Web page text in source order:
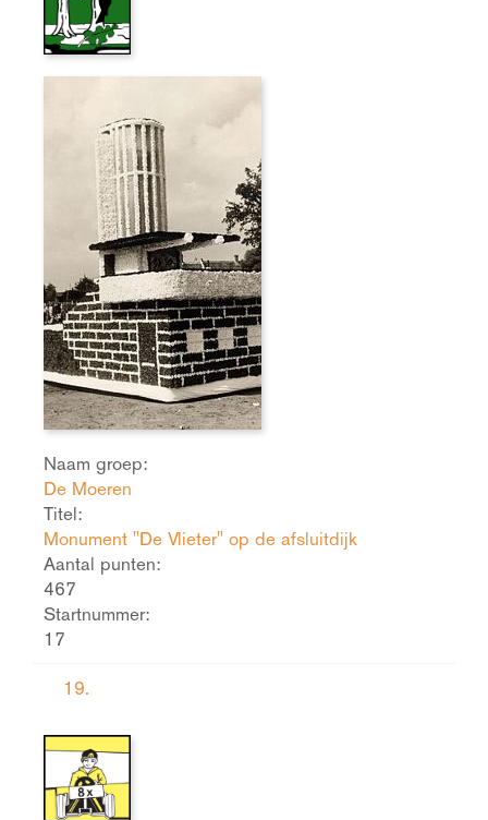
Naam groep:
De Moeren
Titel:
Monument "De Vlieter" op de afsluitdijk
Aantal punten:
467
Startnummer:
17
19.